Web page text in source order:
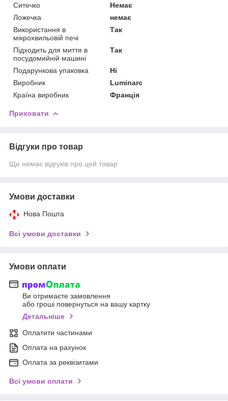
Ситечко
Немає
Ложечка
немає
Використання в
мікрохвильовій печі
Так
Підходить для миття в
посудомийній машині
Так
Подарункова упаковка
Ні
Виробник
Luminarc
Країна виробник
Франція
Приховати
Відгуки про товар
Ще немає відгуків про цей товар
Умови доставки
Нова Пошта
Всі умови доставки
Умови оплати
Ви отримаєте замовлення
або гроші повернуться на вашу картку
Детальніше
Оплатити частинами
Оплата на рахунок
Оплата за реквізитами
Всі умови оплати